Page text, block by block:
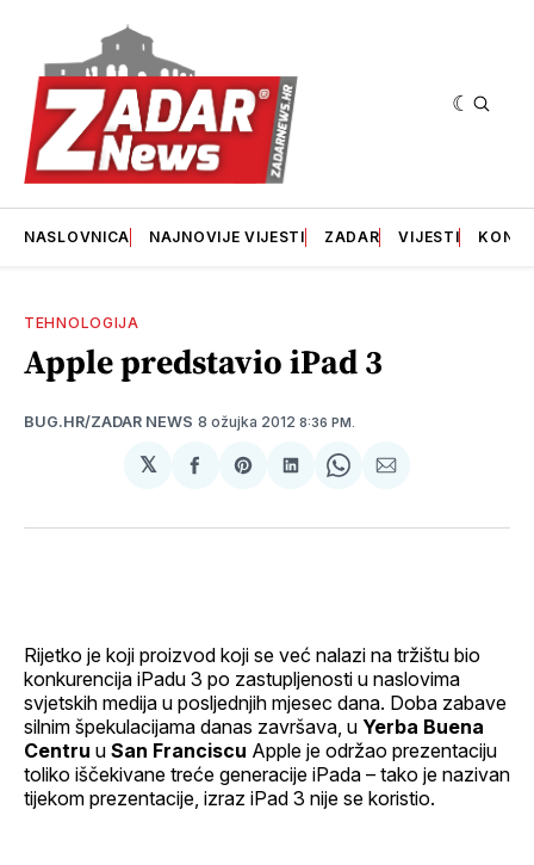
NASLOVNICA NAJNOVIJE VIJESTI ZADAR VIJESTI
TEHNOLOGIJA
Apple predstavio iPad 3
BUG.HR/ZADAR NEWS 8 ožujka 2012 8:36 PM.
𝕏
podijeliSharepodijeliSharepodijeli
Rijetko je koji proizvod koji se već nalazi na tržištu bio
konkurencija iPadu 3 po zastupljenosti u naslovima
svjetskih medija u posljednjih mjesec dana. Doba zabave
silnim špekulacijama danas završava, u Yerba Buena
Centru u San Franciscu Apple je održao prezentaciju
toliko iščekivane treće generacije iPada – tako je nazivan
tijekom prezentacije, izraz iPad 3 nije se koristio.